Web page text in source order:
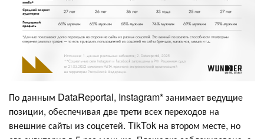
По данным DataReportal, Instagram* занимает ведущие
позиции, обеспечивая две трети всех переходов на
внешние сайты из соцсетей. TikTok на втором месте, но